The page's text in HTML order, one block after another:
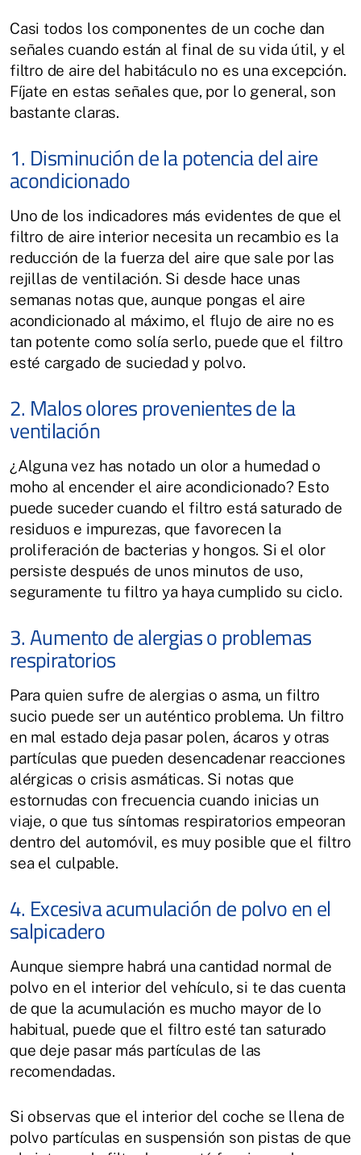
Casi todos los componentes de un coche dan
señales cuando están al final de su vida útil, y el
filtro de aire del habitáculo no es una excepción.
Fíjate en estas señales que, por lo general, son
bastante claras.
1. Disminución de la potencia del aire
acondicionado
Uno de los indicadores más evidentes de que el
filtro de aire interior necesita un recambio es la
reducción de la fuerza del aire que sale por las
rejillas de ventilación. Si desde hace unas
semanas notas que, aunque pongas el aire
acondicionado al máximo, el flujo de aire no es
tan potente como solía serlo, puede que el filtro
esté cargado de suciedad y polvo.
2. Malos olores provenientes de la
ventilación
¿Alguna vez has notado un olor a humedad o
moho al encender el aire acondicionado? Esto
puede suceder cuando el filtro está saturado de
residuos e impurezas, que favorecen la
proliferación de bacterias y hongos. Si el olor
persiste después de unos minutos de uso,
seguramente tu filtro ya haya cumplido su ciclo.
3. Aumento de alergias o problemas
respiratorios
Para quien sufre de alergias o asma, un filtro
sucio puede ser un auténtico problema. Un filtro
en mal estado deja pasar polen, ácaros y otras
partículas que pueden desencadenar reacciones
alérgicas o crisis asmáticas. Si notas que
estornudas con frecuencia cuando inicias un
viaje, o que tus síntomas respiratorios empeoran
dentro del automóvil, es muy posible que el filtro
sea el culpable.
4. Excesiva acumulación de polvo en el
salpicadero
Aunque siempre habrá una cantidad normal de
polvo en el interior del vehículo, si te das cuenta
de que la acumulación es mucho mayor de lo
habitual, puede que el filtro esté tan saturado
que deje pasar más partículas de las
recomendadas.
Si observas que el interior del coche se llena de
polvo partículas en suspensión son pistas de que